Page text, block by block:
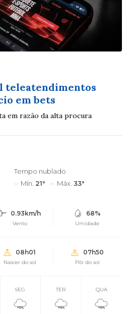
teleatendimentos
em bets
em razão da alta procura
Tempo nublado
Mín. 21° Máx. 33°
0.93km/h
Vento
68%
Umidade
08h01
Nascer do sol
07h50
Pôr do sol
SEG TER QUA